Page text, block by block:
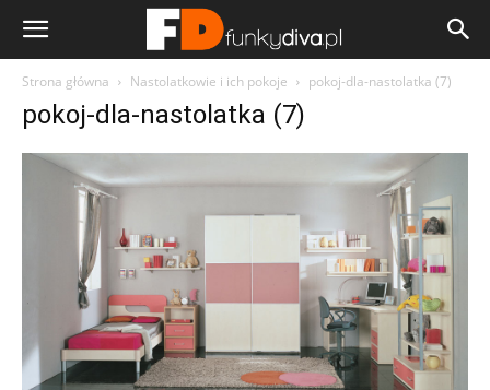
Strona główna Nastolatkowie i ich pokoje pokoj-dla-nastolatka (7)
pokoj-dla-nastolatka (7)